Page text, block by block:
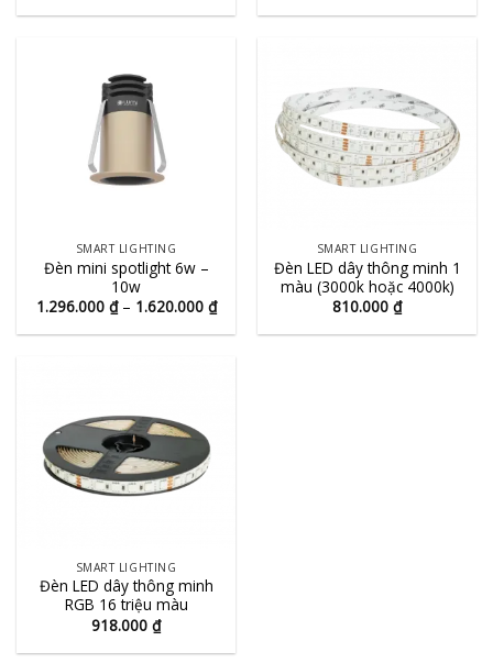
SMART LIGHTING
Đèn mini spotlight 6w –
10w
1.296.000 ₫ – 1.620.000 ₫Khoảng
giá:
từ
SMART LIGHTING
Đèn LED dây thông minh 1
màu (3000k hoặc 4000k)
810.000 ₫
SMART LIGHTING
Đèn LED dây thông minh
RGB 16 triệu màu
918.000 ₫